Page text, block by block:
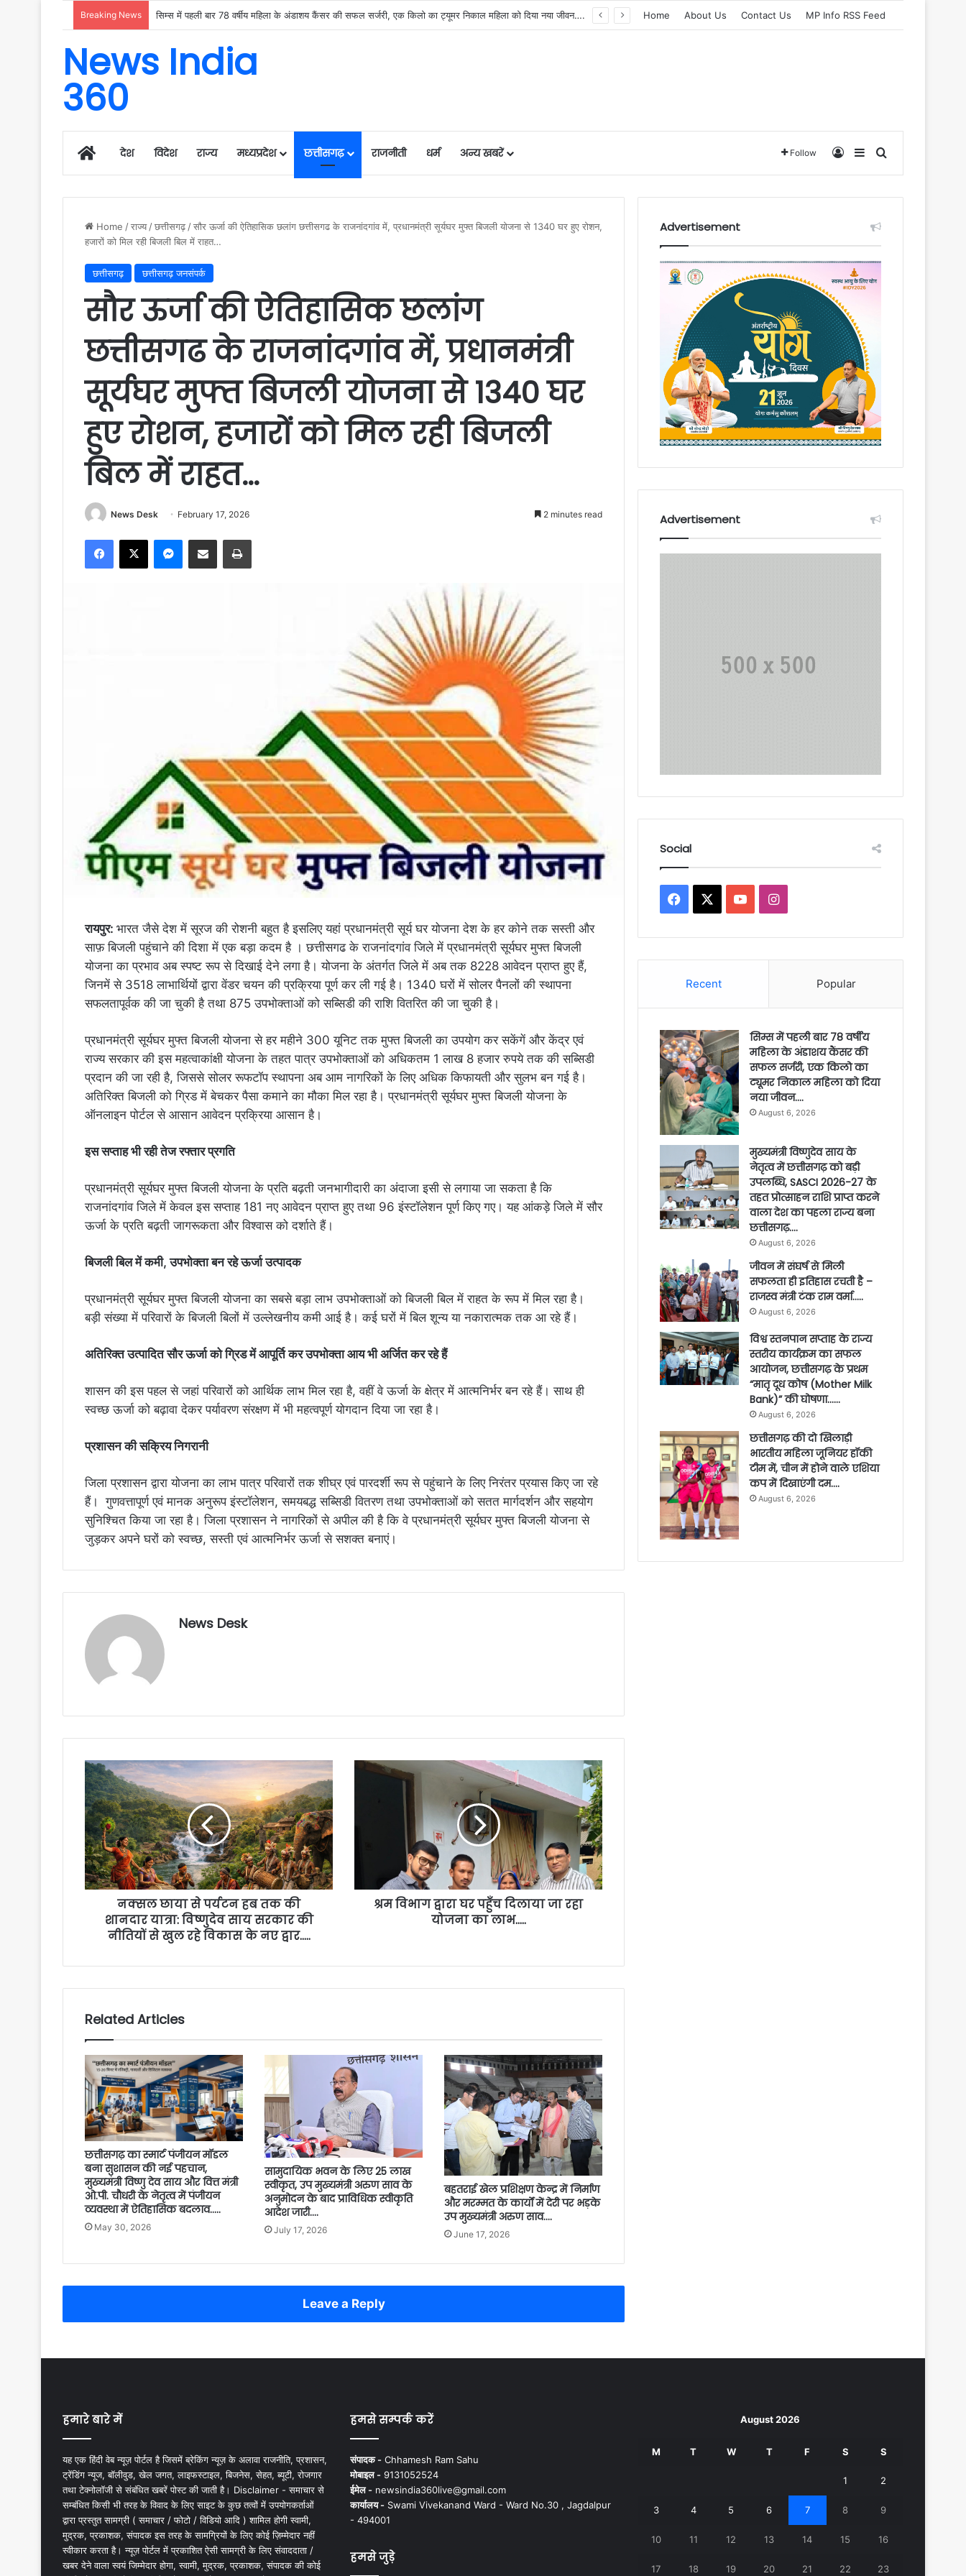
Breaking News मुख्यमंत्री विष्णुदेव साय के नेतृत्व में छत्तीसगढ़ को बड़ी उपलब्धि, SASCI 2026-27 के तहत प्रोत्साहन राशि प्राप्त करने वाला देश का पहला राज्य बना छत्तीसगढ़…. Home About Us Contact Us MP Info RSS Feed
News India
360
Homeदेश विदेश राज्य मध्यप्रदेश छत्तीसगढ़ राजनीती धर्म अन्य खबरें Follow Log InSidebarSearch for
Home /राज्य /छत्तीसगढ़ /सौर ऊर्जा की ऐतिहासिक छलांग छत्तीसगढ के राजनांदगांव में, प्रधानमंत्री सूर्यघर मुफ्त बिजली योजना से 1340 घर हुए रोशन,
हजारों को मिल रही बिजली बिल में राहत…
छत्तीसगढ़ छत्तीसगढ़ जनसंपर्क
सौर ऊर्जा की ऐतिहासिक छलांग
छत्तीसगढ के राजनांदगांव में, प्रधानमंत्री
सूर्यघर मुफ्त बिजली योजना से 1340 घर
हुए रोशन, हजारों को मिल रही बिजली
बिल में राहत…
News Desk February 17, 2026 2 minutes read
Facebook
X Messenger
Share via Email Print
रायपुर: भारत जैसे देश में सूरज की रोशनी बहुत है इसलिए यहां प्रधानमंत्री सूर्य घर योजना देश के हर कोने तक सस्ती और
साफ़ बिजली पहुंचाने की दिशा में एक बड़ा कदम है । छत्तीसगढ के राजनांदगांव जिले में प्रधानमंत्री सूर्यघर मुफ्त बिजली
योजना का प्रभाव अब स्पष्ट रूप से दिखाई देने लगा है। योजना के अंतर्गत जिले में अब तक 8228 आवेदन प्राप्त हुए हैं,
जिनमें से 3518 लाभार्थियों द्वारा वेंडर चयन की प्रक्रिया पूर्ण कर ली गई है। 1340 घरों में सोलर पैनलों की स्थापना
सफलतापूर्वक की जा चुकी है तथा 875 उपभोक्ताओं को सब्सिडी की राशि वितरित की जा चुकी है।
प्रधानमंत्री सूर्यघर मुफ्त बिजली योजना से हर महीने 300 यूनिट तक मुफ्त बिजली का उपयोग कर सकेंगें और केंद्र एवं
राज्य सरकार की इस महत्वाकांक्षी योजना के तहत पात्र उपभोक्ताओं को अधिकतम 1 लाख 8 हजार रुपये तक की सब्सिडी
प्रदान की जा रही है, जिससे सोलर रूफटॉप स्थापना अब आम नागरिकों के लिए अधिक किफायती और सुलभ बन गई है।
अतिरिक्त बिजली को ग्रिड में बेचकर पैसा कमाने का मौका मिल रहा है। प्रधानमंत्री सूर्यघर मुफ्त बिजली योजना के
ऑनलाइन पोर्टल से आसान आवेदन प्रक्रिया आसान है।
इस सप्ताह भी रही तेज रफ्तार प्रगति
प्रधानमंत्री सूर्यघर मुफ्त बिजली योजना के प्रति बढ़ती जनभागीदारी का अंदाजा इसी से लगाया जा सकता है कि
राजनांदगांव जिले में केवल इस सप्ताह 181 नए आवेदन प्राप्त हुए तथा 96 इंस्टॉलेशन पूर्ण किए गए। यह आंकड़े जिले में सौर
ऊर्जा के प्रति बढ़ती जागरूकता और विश्वास को दर्शाते हैं।
बिजली बिल में कमी, उपभोक्ता बन रहे ऊर्जा उत्पादक
प्रधानमंत्री सूर्यघर मुफ्त बिजली योजना का सबसे बड़ा लाभ उपभोक्ताओं को बिजली बिल में राहत के रूप में मिल रहा है।
बड़ी संख्या में परिवारों के बिजली बिलों में उल्लेखनीय कमी आई है। कई घरों में बिल शून्य या नकारात्मक तक आ रहे हैं।
अतिरिक्त उत्पादित सौर ऊर्जा को ग्रिड में आपूर्ति कर उपभोक्ता आय भी अर्जित कर रहे हैं
शासन की इस पहल से जहां परिवारों को आर्थिक लाभ मिल रहा है, वहीं वे ऊर्जा के क्षेत्र में आत्मनिर्भर बन रहे हैं। साथ ही
स्वच्छ ऊर्जा को बढ़ावा देकर पर्यावरण संरक्षण में भी महत्वपूर्ण योगदान दिया जा रहा है।
प्रशासन की सक्रिय निगरानी
जिला प्रशासन द्वारा योजना का लाभ पात्र परिवारों तक शीघ्र एवं पारदर्शी रूप से पहुंचाने के लिए निरंतर प्रयास किए जा रहे
हैं। गुणवत्तापूर्ण एवं मानक अनुरूप इंस्टॉलेशन, समयबद्ध सब्सिडी वितरण तथा उपभोक्ताओं को सतत मार्गदर्शन और सहयोग
सुनिश्चित किया जा रहा है। जिला प्रशासन ने नागरिकों से अपील की है कि वे प्रधानमंत्री सूर्यघर मुफ्त बिजली योजना से
जुड़कर अपने घरों को स्वच्छ, सस्ती एवं आत्मनिर्भर ऊर्जा से सशक्त बनाएं।
News Desk
नक्सल छाया से पर्यटन हब तक की
शानदार यात्रा: विष्णुदेव साय सरकार की
नीतियों से खुल रहे विकास के नए द्वार…..
श्रम विभाग द्वारा घर पहुँच दिलाया जा रहा
योजना का लाभ…..
Related Articles
छत्तीसगढ़ का स्मार्ट पंजीयन मॉडल
बना सुशासन की नई पहचान,
मुख्यमंत्री विष्णु देव साय और वित्त मंत्री
ओ.पी. चौधरी के नेतृत्व में पंजीयन
व्यवस्था में ऐतिहासिक बदलाव…..
May 30, 2026
सामुदायिक भवन के लिए 25 लाख
स्वीकृत, उप मुख्यमंत्री अरुण साव के
अनुमोदन के बाद प्राविधिक स्वीकृति
आदेश जारी….
July 17, 2026
बहतराई खेल प्रशिक्षण केन्द्र में निर्माण
और मरम्मत के कार्यों में देरी पर भड़के
उप मुख्यमंत्री अरुण साव….
June 17, 2026
Leave a Reply
Advertisement
Advertisement
Social
Facebook YouTubeInstagram
Recent Popular
सिम्स में पहली बार 78 वर्षीय
महिला के अंडाशय कैंसर की
सफल सर्जरी, एक किलो का
ट्यूमर निकाल महिला को दिया
नया जीवन….
August 6, 2026
मुख्यमंत्री विष्णुदेव साय के
नेतृत्व में छत्तीसगढ़ को बड़ी
उपलब्धि, SASCI 2026-27 के
तहत प्रोत्साहन राशि प्राप्त करने
वाला देश का पहला राज्य बना
छत्तीसगढ़….
August 6, 2026
जीवन में संघर्ष से मिली
सफलता ही इतिहास रचती है –
राजस्व मंत्री टंक राम वर्मा…..
August 6, 2026
विश्व स्तनपान सप्ताह के राज्य
स्तरीय कार्यक्रम का सफल
आयोजन, छत्तीसगढ़ के प्रथम
“मातृ दूध कोष (Mother Milk
Bank)” की घोषणा……
August 6, 2026
छत्तीसगढ़ की दो खिलाड़ी
भारतीय महिला जूनियर हॉकी
टीम में, चीन में होने वाले एशिया
कप में दिखाएंगी दम….
August 6, 2026
हमारे बारे में
यह एक हिंदी वेब न्यूज़ पोर्टल है जिसमें ब्रेकिंग न्यूज़ के अलावा राजनीति, प्रशासन,
ट्रेंडिंग न्यूज, बॉलीवुड, खेल जगत, लाइफस्टाइल, बिजनेस, सेहत, ब्यूटी, रोजगार
तथा टेक्नोलॉजी से संबंधित खबरें पोस्ट की जाती है। Disclaimer - समाचार से
सम्बंधित किसी भी तरह के विवाद के लिए साइट के कुछ तत्वों में उपयोगकर्ताओं
द्वारा प्रस्तुत सामग्री ( समाचार / फोटो / विडियो आदि ) शामिल होगी स्वामी,
मुद्रक, प्रकाशक, संपादक इस तरह के सामग्रियों के लिए कोई ज़िम्मेदार नहीं
स्वीकार करता है। न्यूज़ पोर्टल में प्रकाशित ऐसी सामग्री के लिए संवाददाता /
खबर देने वाला स्वयं जिम्मेदार होगा, स्वामी, मुद्रक, प्रकाशक, संपादक की कोई
हमसे सम्पर्क करें
संपादक -Chhamesh Ram Sahu
मोबाइल -9131052524
ईमेल - newsindia360live@gmail.com
कार्यालय -Swami Vivekanand Ward - Ward No.30 , Jagdalpur
- 494001
हमसे जुड़े
August 2026
M T W T F S S
1 2
3 4 5 6 7 8 9
10 11 12 13 14 15 16
17 18 19 20 21 22 23